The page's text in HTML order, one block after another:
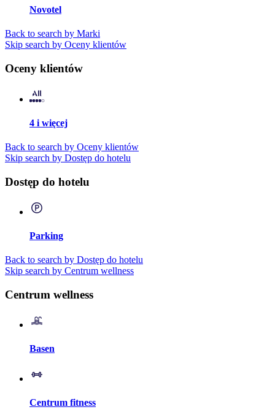
Novotel
Back to search by Marki
Skip search by Oceny klientów
Oceny klientów
4 i więcej
Back to search by Oceny klientów
Skip search by Dostęp do hotelu
Dostęp do hotelu
Parking
Back to search by Dostęp do hotelu
Skip search by Centrum wellness
Centrum wellness
Basen
Centrum fitness